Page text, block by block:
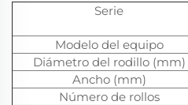
Serie
Modelo del equipo
Diámetro del rodillo (mm)
Ancho (mm)
Número de rollos